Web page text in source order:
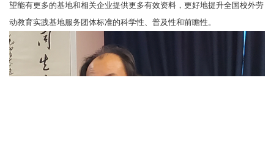
望能有更多的基地和相关企业提供更多有效资料，更好地提升全国校外劳
动教育实践基地服务团体标准的科学性、普及性和前瞻性。